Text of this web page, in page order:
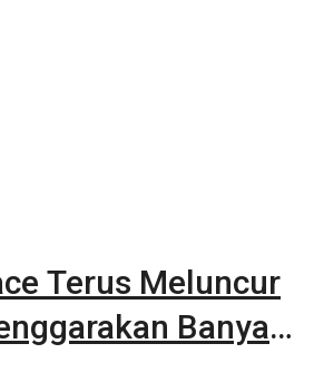
Terus Meluncur
Banyak